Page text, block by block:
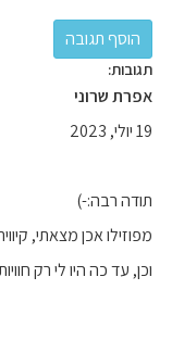
תגובות:
אפרת שרוני
19 יולי, 2023
תודה רבה:-)
מפוזילו אכן מצאתי,
וכן, עד כה היו לי רק